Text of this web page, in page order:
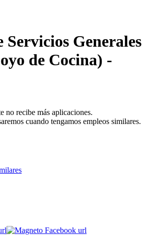
Generales
de Cocina) -
no recibe más aplicaciones.
cuando tengamos empleos similares.